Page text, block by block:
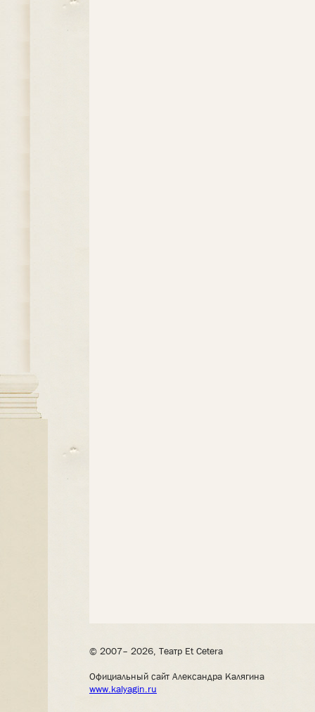
© 2007– 2026, Театр Et Cetera
Официальный сайт Александра Калягина
www.kalyagin.ru